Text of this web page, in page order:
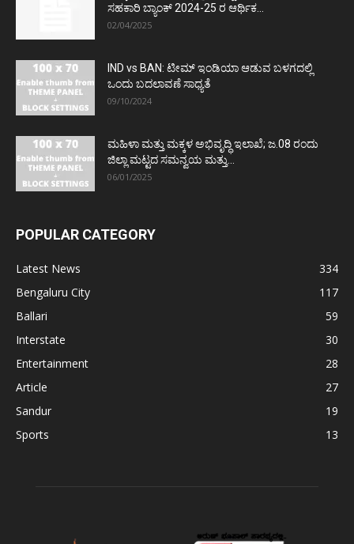
ಸಹಕಾರಿ ಬ್ಯಾಂಕ್ 2024-25 ರ ಆರ್ಥಿಕ...
02/04/2025
IND vs BAN: ಟೀಮ್ ಇಂಡಿಯಾ ಆಡುವ ಬಳಗದಲ್ಲಿ
ಒಂದು ಬದಲಾವಣೆ ಸಾಧ್ಯತೆ
09/10/2024
ಮಹಿಳಾ ಮತ್ತು ಮಕ್ಕಳ ಅಭಿವೃದ್ಧಿ ಇಲಾಖೆ; ಜ.08 ರಂದು
ಜಿಲ್ಲಾ ಮಟ್ಟದ ಸಮನ್ವಯ ಮತ್ತು...
06/01/2025
POPULAR CATEGORY
Latest News
334
Bengaluru City
117
Ballari
59
Interstate
30
Entertainment
28
Article
27
Sandur
19
Sports
13